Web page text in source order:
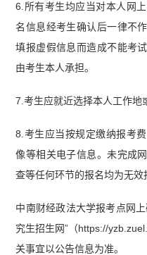
6.所有考生均应当对本人网
名信息经考生确认后一律不
填报虚假信息而造成不能考
由考生本人承担。
7.考生应就近选择本人工作地
8.考生应当按规定缴纳报考
像等相关电子信息。未完成
查等任何环节的报名均为无效
中南财经政法大学报考点网
究生招生网”（https://
关事宜以公告信息为准。